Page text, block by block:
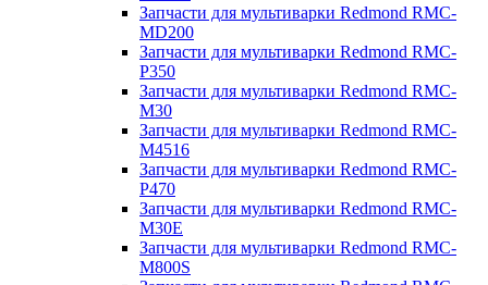
Запчасти для мультиварки Redmond RMC-
MD200
Запчасти для мультиварки Redmond RMC-
P350
Запчасти для мультиварки Redmond RMC-
M30
Запчасти для мультиварки Redmond RMC-
M4516
Запчасти для мультиварки Redmond RMC-
P470
Запчасти для мультиварки Redmond RMC-
M30E
Запчасти для мультиварки Redmond RMC-
M800S